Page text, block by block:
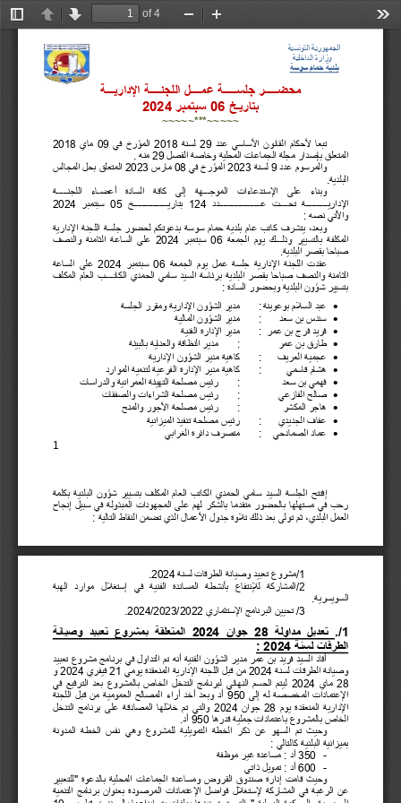
TogglePreviousNext
of 4
Zoom
الجمهورية التونسية
وزارة الداخلية
بلدية حمام سوسة
محضـــــر جلســـــة عمــــل اللجنــــة الإداريـــة
بتاريـخ
06 سبتمبر 2024
~~~~~***~~~~~
تبعا لأحكام القانون الأساسي عدد 29 لسنة 2018 المؤرخ في 09 ماي
2018
المتعلق بإصدار
مجلة الجماعات المحلية وخاصة الفصل 29 منه .
والمرسوم عدد
9 لسنة 2023 المؤرخ في 08 مارس 2023 المتعلق بحل المجالس
البلدية.
وبناء على  الإستدعاءات  الموجـــهة  إلى  كافة  السادة  أعضـاء  اللجنـــــ ة
الإداريــــــــــة تحــــ ت عـــــــــــــــــــدد 124 بتاريــــــــــــــــ خ 05 سبتمبر
2024
والآتي نصه :
وبعد، يتشرف كاتب عام بلدية حمام سوسة بدعوتكم لحضور جلسة اللجنة الإدارية
المكلفة بالتسيير وذلـــك يوم
الجمعة 06 سبتمبر 2024 على الساعة
الثامنة والنصف
صباحا بقصر البلدية.
عقدت اللجنة الإدارية جلسة عمل يوم
الجمعة 06 سبتمبر 2024 على الساعة
الثامنة والنصف صباحا بقصر البلدية برئاسة السيد سامي الحمدي الكاتــــب العام المكلف
بتسيير شؤون البلدية وبحضور السادة :
•
عبد السلام بوعوينة : مدير الشؤون الإدارية ومقرر الجلسة
• سندس بن سعد :
مدير الشؤون المالية
• فريد فرج بن عمر :
مدير الإدارة الفنية
• طارق بن عمر
  :
مدير النظافة والعناية بالبيئة
•
عجمية العريف :
كاهية مدير الشؤون الإدارية
•
هشام قاسمي :
كاهية مدير الإدارة الفرعية لتنمية الموارد
• فهمي بن سعد : رئيس مصلحة التهيئة العمرانية
والدراسات
• صالح الفازعي :
رئيس مصلحة الشراءات والصفقات
•
هاجر المكشر :
رئيس مصلحة الأجور والمنح
•
عفاف الجديدي :
رئيس مصلحة تنفيذ الميزانية
•
عماد الصمادحي : متصرف دائرة الغرابي
1
إفتتح الجلسة السيد سامي الحمدي الكاتب العام المكلف بتسيير شؤون البلدية بكلمة
رحب في مستهلها بالحضور متقدما بالشكر لهم على المجهودات المبذولة في سبيل إنجاح
العمل البلدي، ثم
تولى بعد ذلك تلاوة جدول الأعمال الذي تضمن النقاط التالية :
1
/مشروع تعبيد وصيانة الطرقات لسنة 2024
/2 المشاركة  للإنتفاع  بأنشطة  المساندة  الفنية  في إستغلال  موارد  الهبة
السويسرية.
3
/ تحيين البرنامج الإستثماري 2022
/
2023
/
2024
.
1
./ تعديل مداولة 28 جوان 2024 المتعلقة بمشروع تعبيد وصيانة
الطرقات لسنة
2024
:
أفاد السيد فريد بن عمر مدير الشؤون الفنية أنه تم التداول في برنامج مشروع تعبيد
وصيانة الطرقات لسنة
2024 من قبل اللجنة الإدارية المنعقدة يومي 21 فيفري 2024 و
28 ماي 2024 ليتم الحسم النهائي لبرنامج التدخل الخاص بالمشروع بعد الترفيع في
الإعتمادات المخصصة له إلى
950 أد وبعد أخد أراء المصالح العمومية من قبل اللجنة
الإدارية المنعقدة يوم
28 جوان 2024 والتي تم خلالها المصادقة على برنامج التدخل
الخاص بالمشروع باعتمادات جملية قدرها 950 أد.
وحيث تم السهو عن ذكر الخطة التمويلية للمشروع وهي نفس الخطة المدونة
بميزانية البلدية كالتالي :
-
350 أد : مساعدة غير موظفة
-
600 أد :تمويل ذاتي
وحيث قامت إدارة صندوق القروض ومساعدة الجماعات المحلية بالدعوة "للتعبير
عن الرغبة في المشاركة لإستغلال فواضل الإعتمادات المرصودة بعنوان برنامج التنمية